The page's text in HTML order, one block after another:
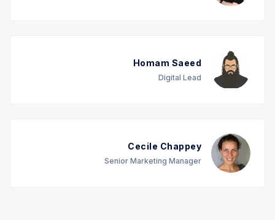
Homam Saeed
Digital Lead
Cecile Chappey
Senior Marketing Manager